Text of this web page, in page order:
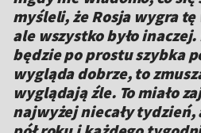
myśleli, że Rosja wygra
ale wszystko było
będzie po prostu szybka
wygląda dobrze, to
wyglądają źle. To miało
najwyżej niecały tydzień,